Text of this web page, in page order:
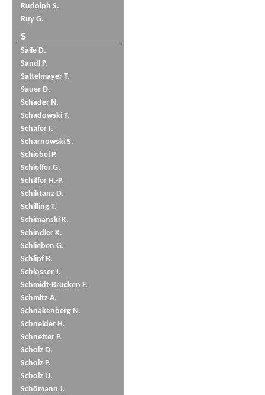
Rudolph S.
Ruy G.
S
Saile D.
Sandl P.
Sattelmayer T.
Sauer D.
Schader N.
Schadowski T.
Schäfer I.
Scharnowski S.
Schiebel P.
Schieffer G.
Schiffer H.-P.
Schiktanz D.
Schilling T.
Schimanski K.
Schindler K.
Schlieben G.
Schlipf B.
Schlösser J.
Schmidt-Brücken F.
Schmitz A.
Schnakenberg N.
Schneider H.
Schnetter P.
Scholz D.
Scholz P.
Scholz U.
Schömann J.